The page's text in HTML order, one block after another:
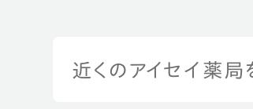
近くのアイセイ薬局